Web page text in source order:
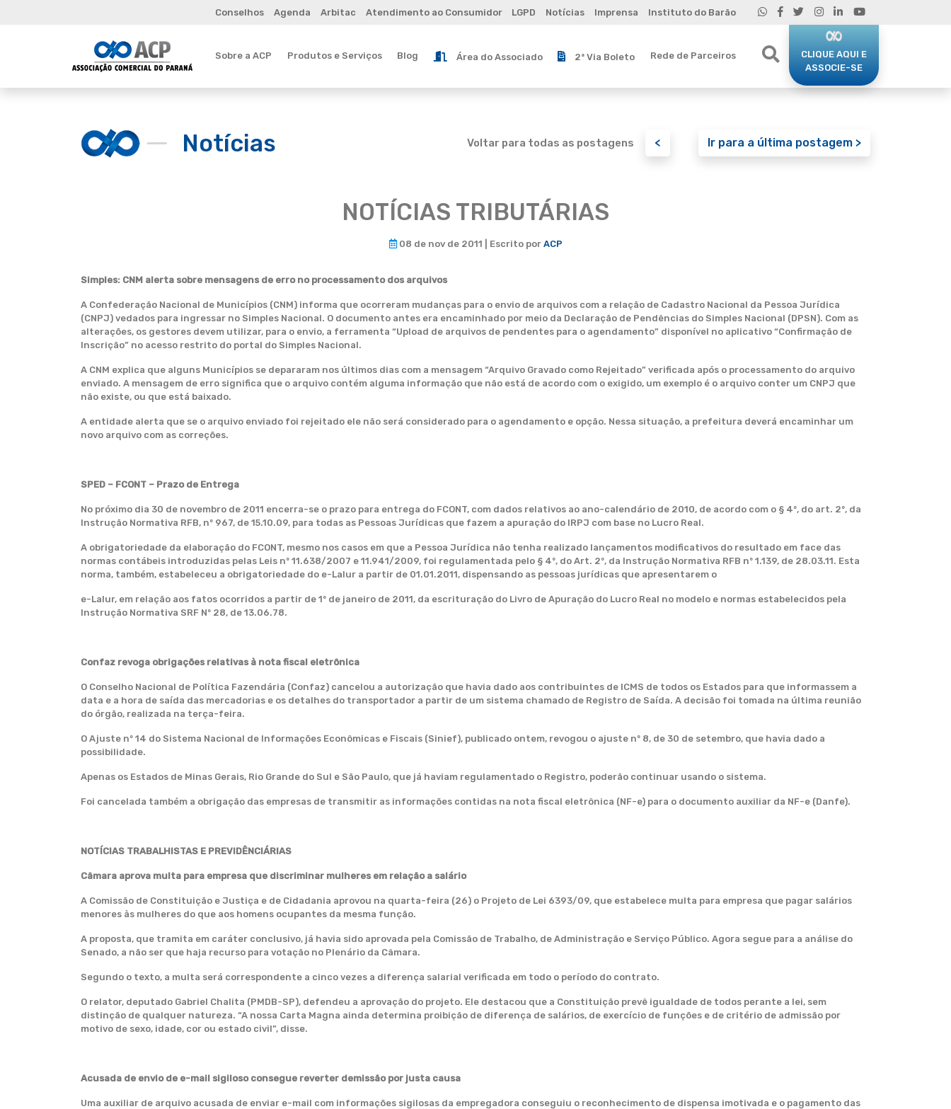
Conselhos Agenda Arbitac Atendimento ao Consumidor LGPD Notícias Imprensa Instituto do Barão
Sobre a ACP Produtos e Serviços Blog Área do Associado 2ª Via Boleto Rede de Parceiros
CLIQUE AQUI E
ASSOCIE-SE
Notícias Voltar para todas as postagens < Ir para a última postagem >
NOTÍCIAS TRIBUTÁRIAS
08 de nov de 2011 | Escrito por ACP
Simples: CNM alerta sobre mensagens de erro no processamento dos arquivos
A Confederação Nacional de Municípios (CNM) informa que ocorreram mudanças para o envio de arquivos com a relação de Cadastro Nacional da Pessoa Jurídica
(CNPJ) vedados para ingressar no Simples Nacional. O documento antes era encaminhado por meio da Declaração de Pendências do Simples Nacional (DPSN). Com as
alterações, os gestores devem utilizar, para o envio, a ferramenta “Upload de arquivos de pendentes para o agendamento” disponível no aplicativo “Confirmação de
Inscrição” no acesso restrito do portal do Simples Nacional.
A CNM explica que alguns Municípios se depararam nos últimos dias com a mensagem “Arquivo Gravado como Rejeitado” verificada após o processamento do arquivo
enviado. A mensagem de erro significa que o arquivo contém alguma informação que não está de acordo com o exigido, um exemplo é o arquivo conter um CNPJ que
não existe, ou que está baixado.
A entidade alerta que se o arquivo enviado foi rejeitado ele não será considerado para o agendamento e opção. Nessa situação, a prefeitura deverá encaminhar um
novo arquivo com as correções.
SPED – FCONT – Prazo de Entrega
No próximo dia 30 de novembro de 2011 encerra-se o prazo para entrega do FCONT, com dados relativos ao ano-calendário de 2010, de acordo com o § 4º, do art. 2º, da
Instrução Normativa RFB, nº 967, de 15.10.09, para todas as Pessoas Jurídicas que fazem a apuração do IRPJ com base no Lucro Real.
A obrigatoriedade da elaboração do FCONT, mesmo nos casos em que a Pessoa Jurídica não tenha realizado lançamentos modificativos do resultado em face das
normas contábeis introduzidas pelas Leis nº 11.638/2007 e 11.941/2009, foi regulamentada pelo § 4º, do Art. 2º, da Instrução Normativa RFB nº 1.139, de 28.03.11. Esta
norma, também, estabeleceu a obrigatoriedade do e-Lalur a partir de 01.01.2011, dispensando as pessoas jurídicas que apresentarem o
e-Lalur, em relação aos fatos ocorridos a partir de 1º de janeiro de 2011, da escrituração do Livro de Apuração do Lucro Real no modelo e normas estabelecidos pela
Instrução Normativa SRF Nº 28, de 13.06.78.
Confaz revoga obrigações relativas à nota fiscal eletrônica
O Conselho Nacional de Política Fazendária (Confaz) cancelou a autorização que havia dado aos contribuintes de ICMS de todos os Estados para que informassem a
data e a hora de saída das mercadorias e os detalhes do transportador a partir de um sistema chamado de Registro de Saída. A decisão foi tomada na última reunião
do órgão, realizada na terça-feira.
O Ajuste nº 14 do Sistema Nacional de Informações Econômicas e Fiscais (Sinief), publicado ontem, revogou o ajuste nº 8, de 30 de setembro, que havia dado a
possibilidade.
Apenas os Estados de Minas Gerais, Rio Grande do Sul e São Paulo, que já haviam regulamentado o Registro, poderão continuar usando o sistema.
Foi cancelada também a obrigação das empresas de transmitir as informações contidas na nota fiscal eletrônica (NF-e) para o documento auxiliar da NF-e (Danfe).
NOTÍCIAS TRABALHISTAS E PREVIDÊNCIÁRIAS
Câmara aprova multa para empresa que discriminar mulheres em relação a salário
A Comissão de Constituição e Justiça e de Cidadania aprovou na quarta-feira (26) o Projeto de Lei 6393/09, que estabelece multa para empresa que pagar salários
menores às mulheres do que aos homens ocupantes da mesma função.
A proposta, que tramita em caráter conclusivo, já havia sido aprovada pela Comissão de Trabalho, de Administração e Serviço Público. Agora segue para a análise do
Senado, a não ser que haja recurso para votação no Plenário da Câmara.
Segundo o texto, a multa será correspondente a cinco vezes a diferença salarial verificada em todo o período do contrato.
O relator, deputado Gabriel Chalita (PMDB-SP), defendeu a aprovação do projeto. Ele destacou que a Constituição prevê igualdade de todos perante a lei, sem
distinção de qualquer natureza. “A nossa Carta Magna ainda determina proibição de diferença de salários, de exercício de funções e de critério de admissão por
motivo de sexo, idade, cor ou estado civil”, disse.
Acusada de envio de e-mail sigiloso consegue reverter demissão por justa causa
Uma auxiliar de arquivo acusada de enviar e-mail com informações sigilosas da empregadora conseguiu o reconhecimento de dispensa imotivada e o pagamento das